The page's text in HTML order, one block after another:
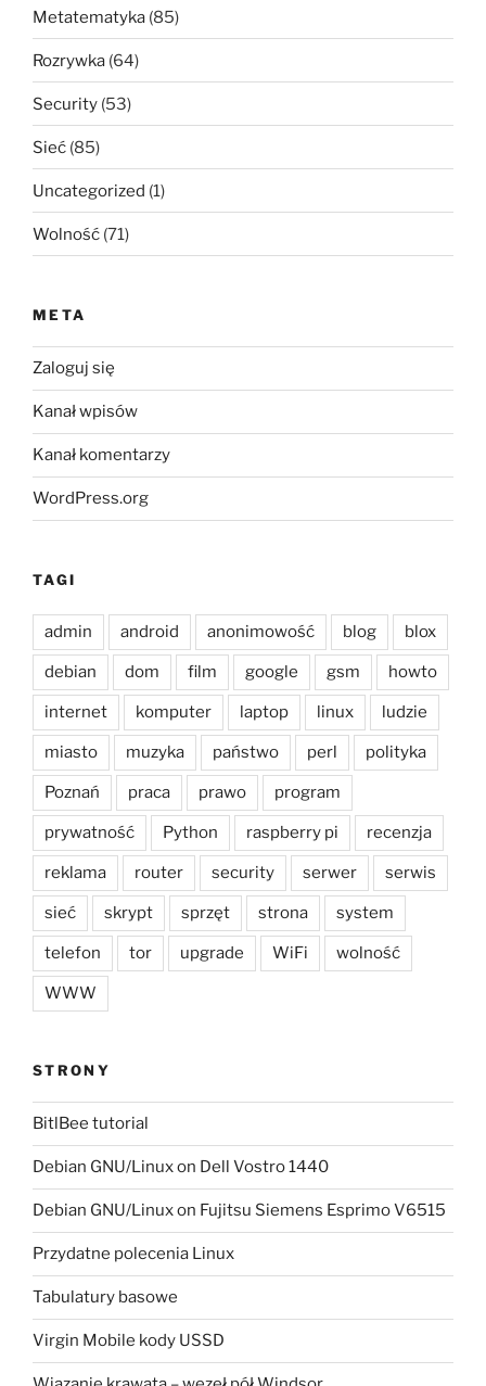
Metatematyka (85)
Rozrywka (64)
Security (53)
Sieć (85)
Uncategorized (1)
Wolność (71)
META
Zaloguj się
Kanał wpisów
Kanał komentarzy
WordPress.org
TAGI
admin android anonimowość blog blox
debian dom film google gsm howto
internet komputer laptop linux ludzie
miasto muzyka państwo perl polityka
Poznań praca prawo program
prywatność Python raspberry pi recenzja
reklama router security serwer serwis
sieć skrypt sprzęt strona system
telefon tor upgrade WiFi wolność
WWW
STRONY
BitlBee tutorial
Debian GNU/Linux on Dell Vostro 1440
Debian GNU/Linux on Fujitsu Siemens Esprimo V6515
Przydatne polecenia Linux
Tabulatury basowe
Virgin Mobile kody USSD